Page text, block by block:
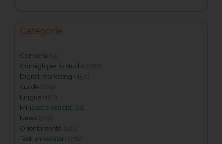
Categorie
Concorsi (51)
Consigli per lo studio (658)
Digital marketing (450)
Guide (209)
Lingue (167)
Mindset e vendita (21)
News (309)
Orientamento (225)
Test universitari (178)